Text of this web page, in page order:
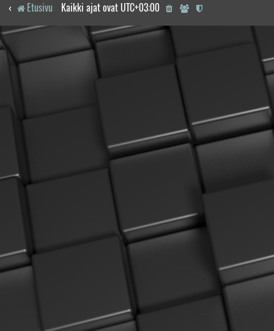
Etusivu Kaikki ajat ovat UTC+03:00